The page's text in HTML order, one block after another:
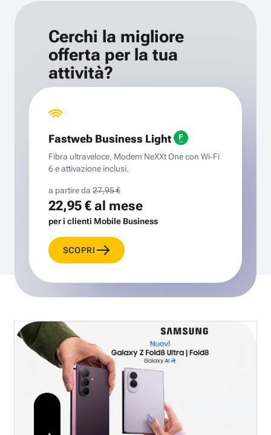
Cerchi la migliore
offerta per la tua
attività?
Fastweb Business Light
Fibra ultraveloce, Modem NeXXt One con Wi‑Fi
6 e attivazione inclusi.
a partire da 27,95 €
22,95 €al mese
per i clienti Mobile Business
SCOPRI